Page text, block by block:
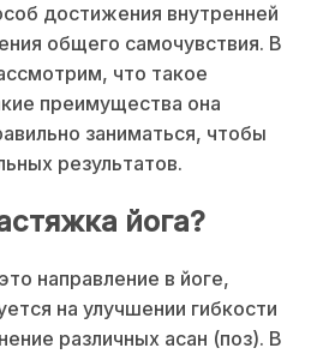
достижения внутренней
общего самочувствия. В
что такое
преимущества она
заниматься, чтобы
результатов.
йога?
направление в йоге,
на улучшении гибкости
различных асан (поз). В